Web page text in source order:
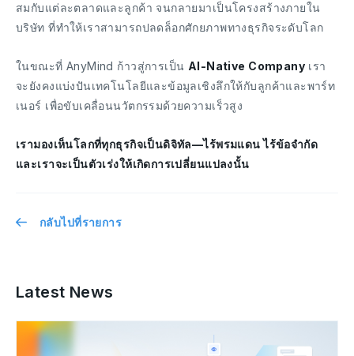
สมกับแต่ละตลาดและลูกค้า จนกลายมาเป็นโครงสร้างภายใน
บริษัท ที่ทำให้เราสามารถปลดล็อกศักยภาพทางธุรกิจระดับโลก
ในขณะที่ AnyMind ก้าวสู่การเป็น AI-Native Company เรา
จะยังคงแบ่งปันเทคโนโลยีและข้อมูลเชิงลึกให้กับลูกค้าและพาร์ท
เนอร์ เพื่อขับเคลื่อนนวัตกรรมด้วยความเร็วสูง
เรามองเห็นโลกที่ทุกธุรกิจเป็นดิจิทัล—ไร้พรมแดน ไร้ข้อจำกัด
และเราจะเป็นตัวเร่งให้เกิดการเปลี่ยนแปลงนั้น
กลับไปที่รายการ
Latest News